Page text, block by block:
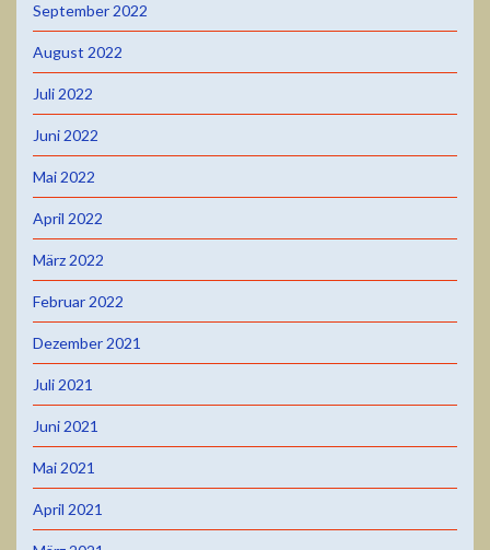
September 2022
August 2022
Juli 2022
Juni 2022
Mai 2022
April 2022
März 2022
Februar 2022
Dezember 2021
Juli 2021
Juni 2021
Mai 2021
April 2021